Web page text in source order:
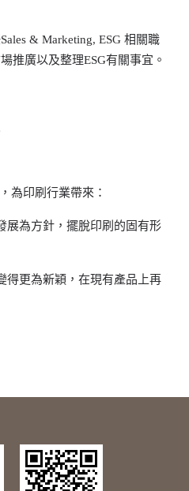
& Marketing, ESG 相關職
推廣以及整理ESG有關事宜。
為印刷行業帶來：
為方針，擺脫印刷的固有形
更為新穎，在現有產品上再